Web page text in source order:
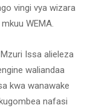
vingi vya wizara
WEMA.
Issa alieleza
waliandaa
kwa wanawake
nafasi